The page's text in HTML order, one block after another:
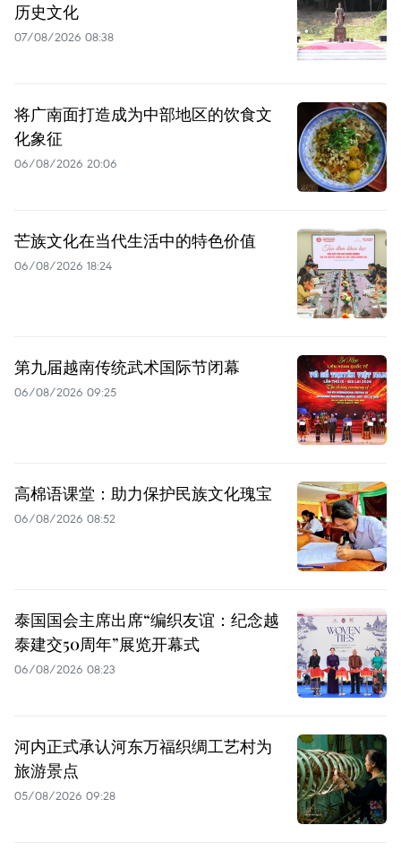
历史文化
07/08/2026 08:38
将广南面打造成为中部地区的饮食文
化象征
06/08/2026 20:06
芒族文化在当代生活中的特色价值
06/08/2026 18:24
第九届越南传统武术国际节闭幕
06/08/2026 09:25
高棉语课堂：助力保护民族文化瑰宝
06/08/2026 08:52
泰国国会主席出席“编织友谊：纪念越
泰建交50周年”展览开幕式
06/08/2026 08:23
河内正式承认河东万福织绸工艺村为
旅游景点
05/08/2026 09:28